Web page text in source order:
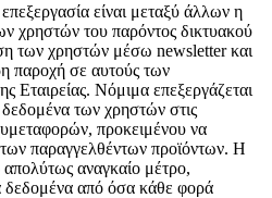
είναι μεταξύ άλλων η
χρηστών του παρόντος δικτυακού
των χρηστών μέσω newsletter και
παροχή σε αυτούς των
Εταιρείας. Νόμιμα επεξεργάζεται
δεδομένα των χρηστών στις
προκειμένου να
παραγγελθέντων προϊόντων. Η
απολύτως αναγκαίο μέτρο,
δεδομένα από όσα κάθε φορά